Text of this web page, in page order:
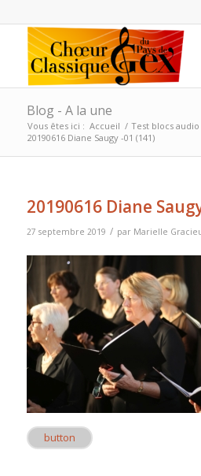
Blog - A la une
Vous êtes ici : Accueil / Test blocs audio
20190616 Diane Saugy -01 (141)
20190616 Diane
27 septembre 2019 / par Marielle
button